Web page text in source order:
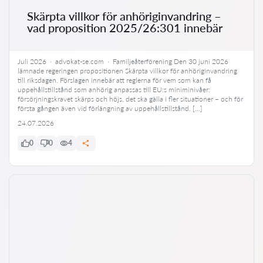
Skärpta villkor för anhöriginvandring –
vad proposition 2025/26:301 innebär
Juli 2026 · advokat-se.com · Familjeåterförening Den 30 juni 2026
lämnade regeringen propositionen Skärpta villkor för anhöriginvandring
till riksdagen. Förslagen innebär att reglerna för vem som kan få
uppehållstillstånd som anhörig anpassas till EU:s miniminivåer:
försörjningskravet skärps och höjs, det ska gälla i fler situationer – och för
första gången även vid förlängning av uppehållstillstånd. […]
24.07.2026
0 0 4